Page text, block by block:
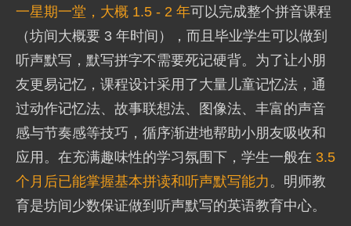
一星期一堂，大概 1.5 - 2 年可以完成整个拼音课程
（坊间大概要 3 年时间），而且毕业学生可以做到
听声默写，默写拼字不需要死记硬背。为了让小朋
友更易记忆，课程设计采用了大量儿童记忆法，通
过动作记忆法、故事联想法、图像法、丰富的声音
感与节奏感等技巧，循序渐进地帮助小朋友吸收和
应用。在充满趣味性的学习氛围下，学生一般在 3.5
个月后已能掌握基本拼读和听声默写能力 。明师教
育是坊间少数保证做到听声默写的英语教育中心。